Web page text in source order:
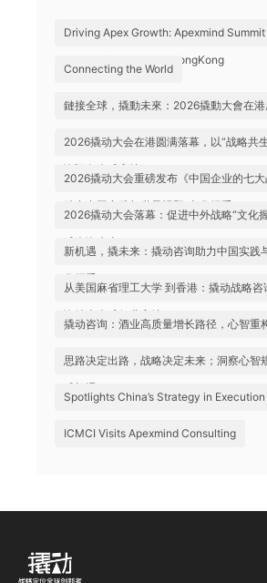
Driving Apex Growth: Apexmind
Successfully Held in HongKong
Connecting the World
鏈接全球，撬動未來：2026撬動大會在
2026撬动大会在港圆满落幕，以“战略共
询迈向全球高地
2026撬动大会重磅发布《中国企业的七大
助力中国实践与世界视野“文化握手”
2026撬动大会落幕：促进中外战略“文化
球咨询生态
新机遇，撬未来：撬动咨询助力中国实践
化握手”
从美国麻省理工大学 到香港：撬动战略
询站上全球行业高地
撬动咨询：酒业高质量增长路径，心智重
思路决定出路，战略决定未来；洞察心智
球机遇
Spotlights China’s Strategy in Execution
ICMCI Visits Apexmind Consulting